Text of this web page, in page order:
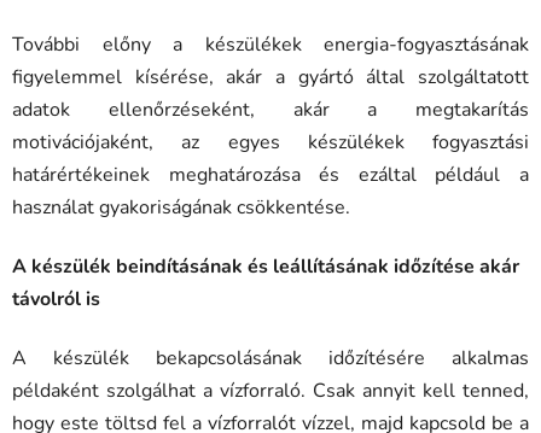
További előny a készülékek energia-fogyasztásának
figyelemmel kísérése, akár a gyártó által szolgáltatott
adatok ellenőrzéseként, akár a megtakarítás
motivációjaként, az egyes készülékek fogyasztási
határértékeinek meghatározása és ezáltal például a
használat gyakoriságának csökkentése.
A készülék beindításának és leállításának időzítése akár
távolról is
A készülék bekapcsolásának időzítésére alkalmas
példaként szolgálhat a vízforraló. Csak annyit kell tenned,
hogy este töltsd fel a vízforralót vízzel, majd kapcsold be a